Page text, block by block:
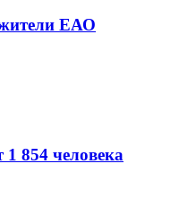
жители ЕАО
854 человека